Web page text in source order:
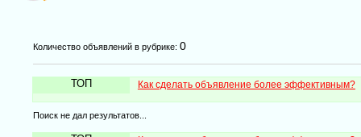
Количество объявлений в рубрике: 0
ТОП Как сделать объявление более эффективным?
Поиск не дал результатов...